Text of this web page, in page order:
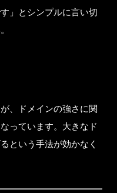
」とシンプルに言い切
、ドメインの強さに関
っています。大きなド
という手法が効かなく